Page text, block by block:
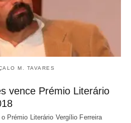
M. TAVARES
vence Prémio Literário
Prémio Literário Vergílio Ferreira